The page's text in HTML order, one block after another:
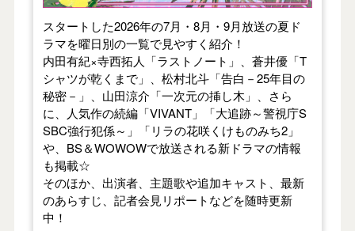
スタートした2026年の7月・8月・9月放送の夏ド
ラマを曜日別の一覧で見やすく紹介！
内田有紀×寺西拓人「ラストノート」、蒼井優「T
シャツが乾くまで」、松村北斗「告白－25年目の
秘密－」、山田涼介「一次元の挿し木」、さら
に、人気作の続編「VIVANT」「大追跡～警視庁S
SBC強行犯係～」「リラの花咲くけものみち2」
や、BS＆WOWOWで放送される新ドラマの情報
も掲載☆
そのほか、出演者、主題歌や追加キャスト、最新
のあらすじ、記者会見リポートなどを随時更新
中！